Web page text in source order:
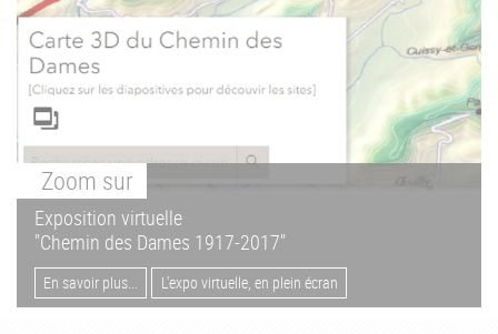
Zoom sur
Exposition virtuelle
"Chemin des Dames 1917-2017"
En savoir plus... L'expo virtuelle, en plein écran